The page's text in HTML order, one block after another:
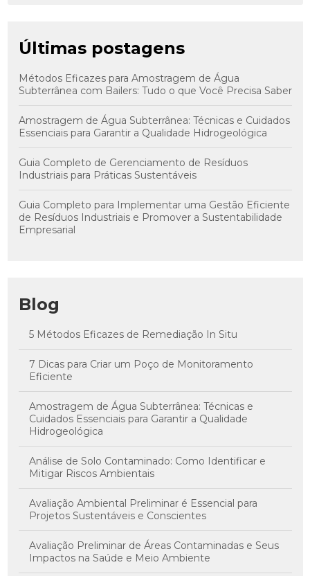
Últimas postagens
Métodos Eficazes para Amostragem de Água
Subterrânea com Bailers: Tudo o que Você Precisa Saber
Amostragem de Água Subterrânea: Técnicas e Cuidados
Essenciais para Garantir a Qualidade Hidrogeológica
Guia Completo de Gerenciamento de Resíduos
Industriais para Práticas Sustentáveis
Guia Completo para Implementar uma Gestão Eficiente
de Resíduos Industriais e Promover a Sustentabilidade
Empresarial
Blog
5 Métodos Eficazes de Remediação In Situ
7 Dicas para Criar um Poço de Monitoramento
Eficiente
Amostragem de Água Subterrânea: Técnicas e
Cuidados Essenciais para Garantir a Qualidade
Hidrogeológica
Análise de Solo Contaminado: Como Identificar e
Mitigar Riscos Ambientais
Avaliação Ambiental Preliminar é Essencial para
Projetos Sustentáveis e Conscientes
Avaliação Preliminar de Áreas Contaminadas e Seus
Impactos na Saúde e Meio Ambiente